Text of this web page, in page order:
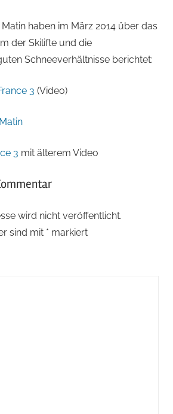
haben im März 2014 über das
der Skilifte und die
Schneeverhältnisse berichtet:
3 (Video)
3 mit älterem Video
wird nicht veröffentlicht.
sind mit * markiert